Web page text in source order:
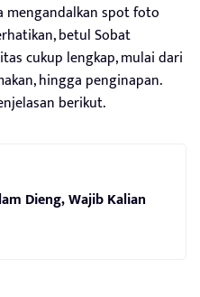
mengandalkan spot foto
betul Sobat
cukup lengkap, mulai dari
hingga penginapan.
berikut.
Dieng, Wajib Kalian